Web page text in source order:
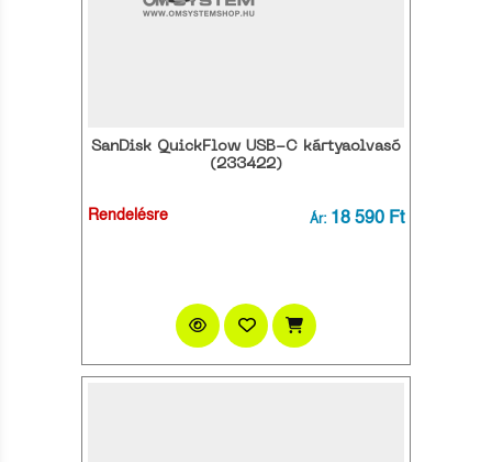
SanDisk QuickFlow USB-C kártyaolvasó
(233422)
Rendelésre Ár: 18 590 Ft